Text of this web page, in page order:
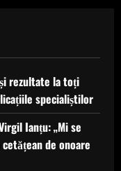
rezultate la toți
specialiștilor
Ianțu: „Mi se
de onoare